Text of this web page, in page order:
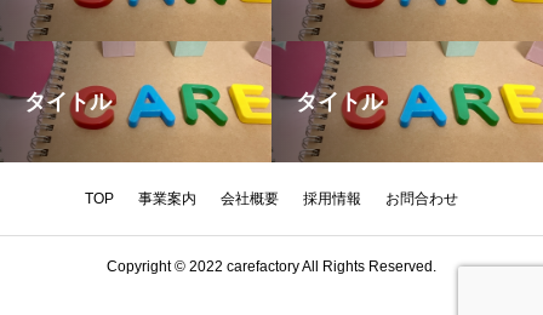
タイトル タイトル
TOP 事業案内 会社概要 採用情報 お問合わせ
Copyright © 2022 carefactory All Rights Reserved.